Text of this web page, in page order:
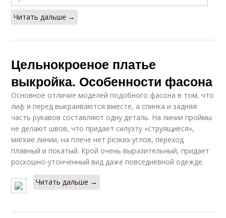
Читать дальше →
Цельнокроеное платье
выкройка. Особенности фасона
Основное отличие моделей подобного фасона в том, что
лиф и перед выкраиваются вместе, а спинка и задняя
часть рукавов составляют одну деталь. На линии проймы
не делают швов, что придает силуэту «струящиеся»,
мягкие линии, на плече нет резких углов, переход
плавный и покатый. Крой очень выразительный, придает
роскошно-утонченный вид даже повседневной одежде.
Читать дальше →